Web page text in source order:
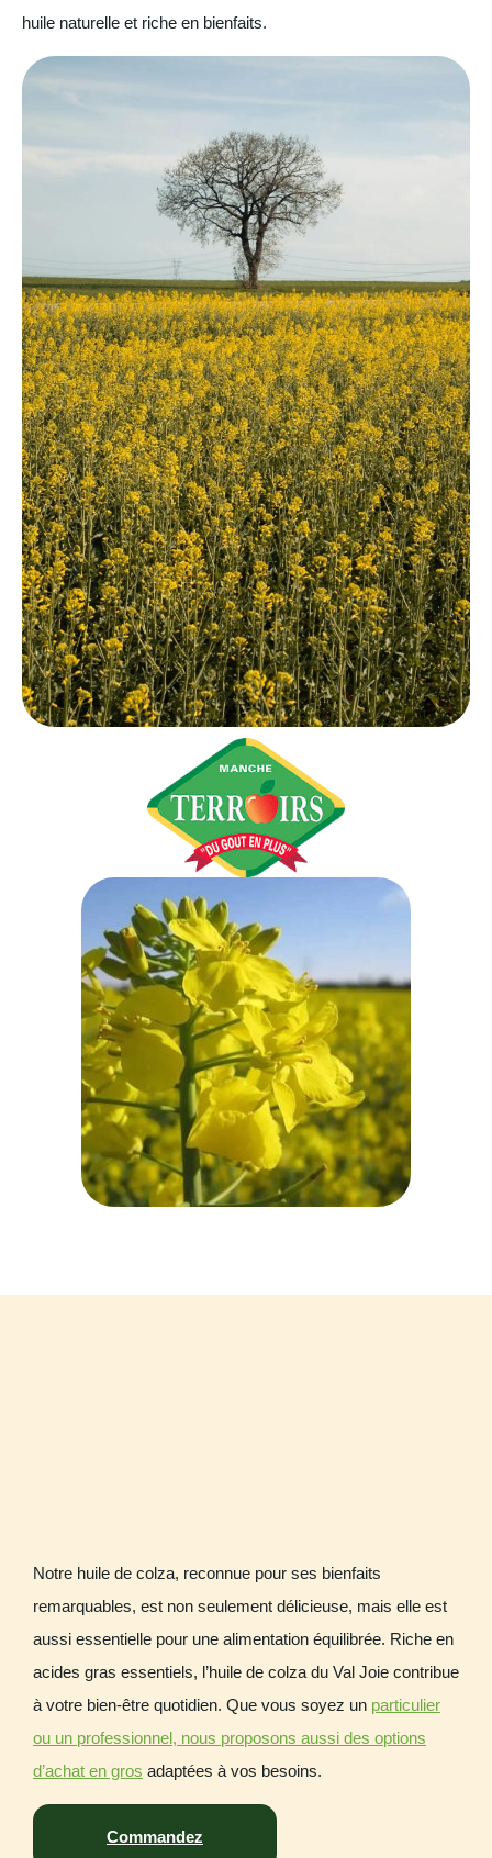
huile naturelle et riche en bienfaits.
Notre huile de colza, reconnue pour ses bienfaits
remarquables, est non seulement délicieuse, mais elle est
aussi essentielle pour une alimentation équilibrée. Riche en
acides gras essentiels, l’huile de colza du Val Joie contribue
à votre bien-être quotidien. Que vous soyez un particulier
ou un professionnel, nous proposons aussi des options
d’achat en gros adaptées à vos besoins.
Commandez